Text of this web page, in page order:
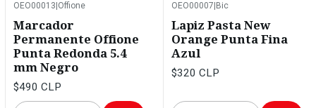
OEO00013 Offione
Marcador
Permanente Offione
Punta Redonda 5.4
mm Negro
$490 CLP
OEO00007 Bic
Lapiz Pasta New
Orange Punta Fina
Azul
$320 CLP